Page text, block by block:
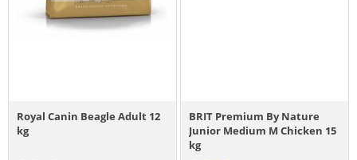
Royal Canin Beagle Adult 12
kg
BRIT Premium By Nature
Junior Medium M Chicken 15
kg